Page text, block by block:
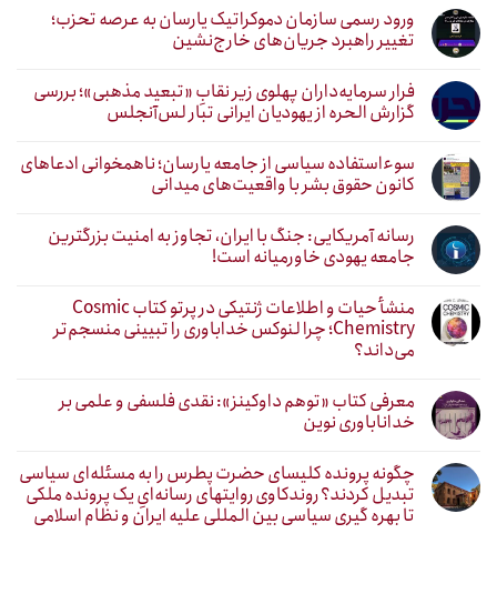
ورود رسمی سازمان دموکراتیک یارسان به عرصه تحزب؛
تغییر راهبرد جریان‌های خارج‌نشین
فرار سرمایه‌داران پهلوی زیر نقابِ «تبعید مذهبی»؛ بررسی
گزارش الحره از یهودیان ایرانی تبار لس‌آنجلس
سوءاستفاده سیاسی از جامعه یارسان؛ ناهمخوانی ادعاهای
کانون حقوق بشر با واقعیت‌های میدانی
رسانه آمریکایی: جنگ با ایران، تجاوز به امنیت بزرگترین
جامعه یهودی خاورمیانه است!
منشأ حیات و اطلاعات ژنتیکی در پرتو کتاب Cosmic
Chemistry؛ چرا لنوکس خداباوری را تبیینی منسجم‌تر
می‌داند؟
معرفی کتاب «توهم داوکینز»: نقدی فلسفی و علمی بر
خداناباوری نوین
چگونه پرونده کلیسای حضرت پطرس را به مسئله‌ای سیاسی
تبدیل کردند؟ روندکاوی روایتهای رسانه‌ایِ یک پرونده ملکی
تا بهره گیری سیاسی بین المللی علیه ایران و نظام اسلامی